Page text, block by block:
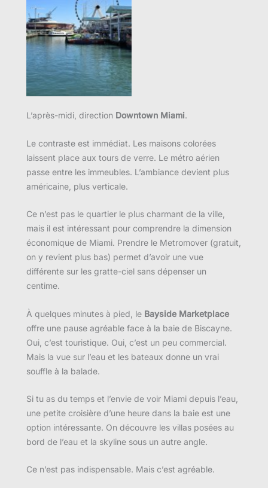
Aucune légende
L’après-midi, direction Downtown Miami.
Le contraste est immédiat. Les maisons colorées
laissent place aux tours de verre. Le métro aérien
passe entre les immeubles. L’ambiance devient plus
américaine, plus verticale.
Ce n’est pas le quartier le plus charmant de la ville,
mais il est intéressant pour comprendre la dimension
économique de Miami. Prendre le Metromover (gratuit,
on y revient plus bas) permet d’avoir une vue
différente sur les gratte-ciel sans dépenser un
centime.
À quelques minutes à pied, le Bayside Marketplace
offre une pause agréable face à la baie de Biscayne.
Oui, c’est touristique. Oui, c’est un peu commercial.
Mais la vue sur l’eau et les bateaux donne un vrai
souffle à la balade.
Si tu as du temps et l’envie de voir Miami depuis l’eau,
une petite croisière d’une heure dans la baie est une
option intéressante. On découvre les villas posées au
bord de l’eau et la skyline sous un autre angle.
Ce n’est pas indispensable. Mais c’est agréable.